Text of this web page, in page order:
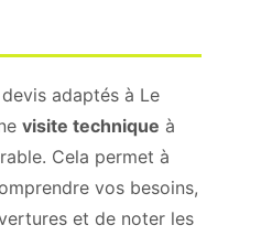
adaptés à Le
visite technique à
Cela permet à
vos besoins,
et de noter les